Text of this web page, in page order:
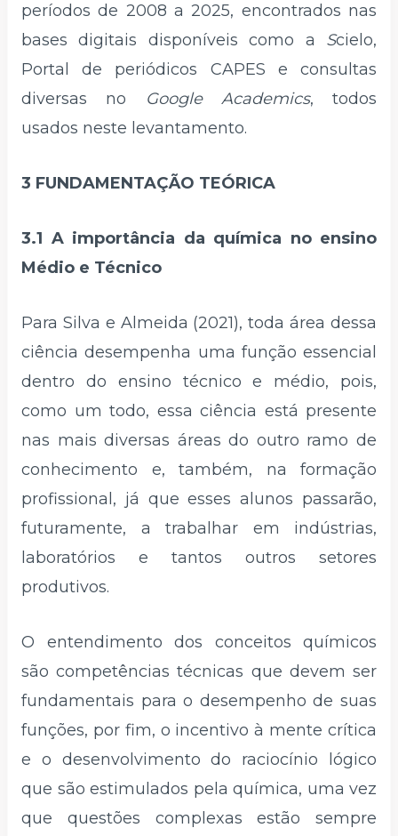
períodos de 2008 a 2025, encontrados nas
bases digitais disponíveis como a Scielo,
Portal de periódicos CAPES e consultas
diversas no
Google Academics, todos
usados neste levantamento.
3 FUNDAMENTAÇÃO TEÓRICA
3.1 A importância da química no ensino
Médio e Técnico
Para Silva e Almeida (2021), toda área dessa
ciência desempenha uma função essencial
dentro do ensino técnico e médio, pois,
como um todo, essa ciência está presente
nas mais diversas áreas do outro ramo de
conhecimento e, também, na formação
profissional, já que esses alunos passarão,
futuramente, a trabalhar em indústrias,
laboratórios e tantos outros setores
produtivos.
O entendimento dos conceitos químicos
são competências técnicas que devem ser
fundamentais para o desempenho de suas
funções, por fim, o incentivo à mente crítica
e o desenvolvimento do raciocínio lógico
que são estimulados pela química, uma vez
que questões complexas estão sempre